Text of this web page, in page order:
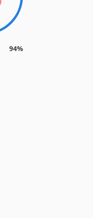
94%